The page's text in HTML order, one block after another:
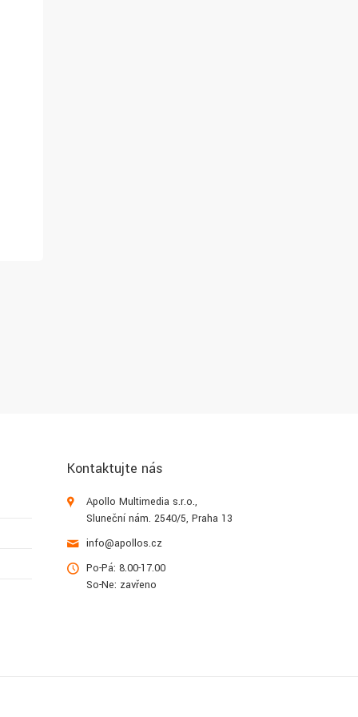
Kontaktujte nás
Apollo Multimedia s.r.o.,
Sluneční nám. 2540/5, Praha 13
info@apollos.cz
Po-Pá: 8.00-17.00
So-Ne: zavřeno